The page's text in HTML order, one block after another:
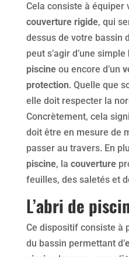
Cela consiste à équiper
couverture rigide, qui
dessus de votre bassin
peut s’agir d’une simple
piscineou encore d’un
protection. Quelle que
elle doit respecter la
Concrètement, cela
doit être en mesure de
passer au travers. En
piscine, la couverture
feuilles, des saletés et
L’abri de
Ce dispositif consiste à
du bassin permettant d’